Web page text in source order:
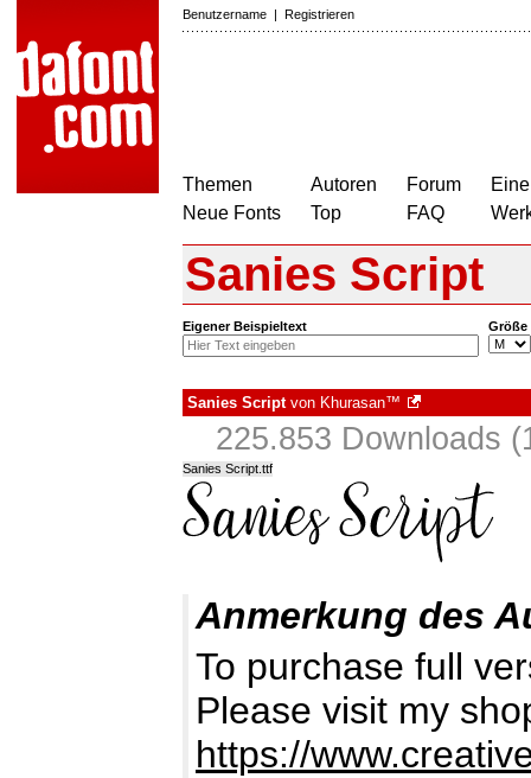
Benutzername | Registrieren
Themen
Neue Fonts
Autoren
Top
Forum
FAQ
Sanies Script
Eigener Beispieltext Größe
Sanies Scriptvon Khurasan™
225.853 Downloads
Sanies Script.ttf
Anmerkung des
To purchase full
Please visit my
https://